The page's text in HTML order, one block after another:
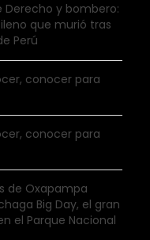
Derecho y bombero:
que murió tras
Perú
conocer para
conocer para
de Oxapampa
Big Day, el gran
el Parque Nacional